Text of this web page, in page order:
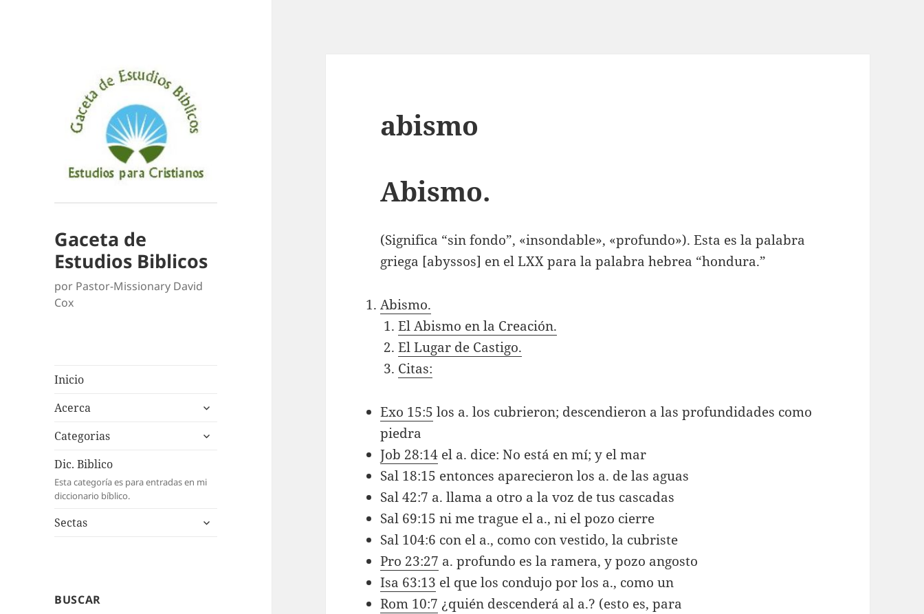
Gaceta de
Estudios Biblicos
por Pastor-Missionary David
Cox
Inicio
Acerca
expande
menú
Categorias
expande
inferior
Dic. Biblico
Esta categoría es para entradas en mi
diccionario bíblico.
Sectas
expande
BUSCAR
abismo
Abismo.
(Significa “sin fondo”, «insondable», «profundo»). Esta es la palabra
griega [abyssos] en el LXX para la palabra hebrea “hondura.”
Abismo.
El Abismo en la Creación.
El Lugar de Castigo.
Citas:
Exo 15:5 los a. los cubrieron; descendieron a las profundidades como
piedra
Job 28:14 el a. dice: No está en mí; y el mar
Sal 18:15 entonces aparecieron los a. de las aguas
Sal 42:7 a. llama a otro a la voz de tus cascadas
Sal 69:15 ni me trague el a., ni el pozo cierre
Sal 104:6 con el a., como con vestido, la cubriste
Pro 23:27 a. profundo es la ramera, y pozo angosto
Isa 63:13 el que los condujo por los a., como un
Rom 10:7 ¿quién descenderá al a.? (esto es, para